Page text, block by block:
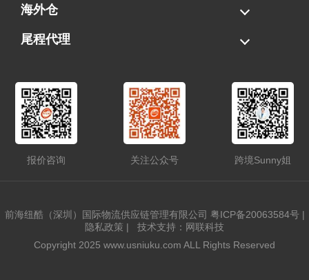
FBA专线直送
超大件专线
AWD专线
电池专线
海外仓
一件代发
FBA中转
贴标换标
拆柜/存储
尾程代理
报价咨询 关注公众号 跨境Sunny姐
前海纽酷（深圳）国际物流供应链管理有限公司 粤ICP备20063584号|
隐私政策 |
技术支持：网联科技
Copyright 2025 www.usniuku.com ALL Rights Reserved